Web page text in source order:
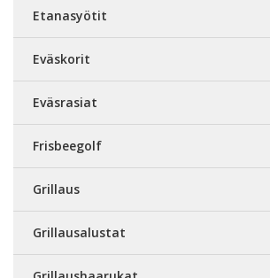
Etanasyötit
Eväskorit
Eväsrasiat
Frisbeegolf
Grillaus
Grillausalustat